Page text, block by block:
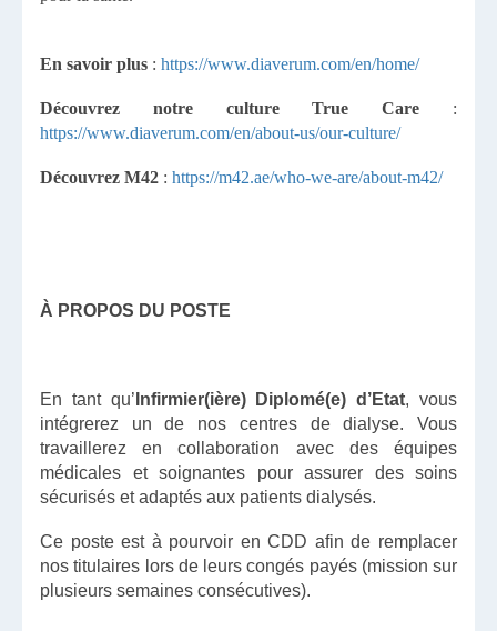
En savoir plus : https://www.diaverum.com/en/home/
Découvrez notre culture True Care :
https://www.diaverum.com/en/about-us/our-culture/
Découvrez M42 : https://m42.ae/who-we-are/about-m42/
À PROPOS DU POSTE
En tant qu’ Infirmier(ière) Diplomé(e) d’Etat, vous
intégrerez un de nos centres de dialyse. Vous
travaillerez en collaboration avec des équipes
médicales et soignantes pour assurer des soins
sécurisés et adaptés aux patients dialysés.
Ce poste est à pourvoir en CDD afin de remplacer
nos titulaires lors de leurs congés payés (mission sur
plusieurs semaines consécutives).